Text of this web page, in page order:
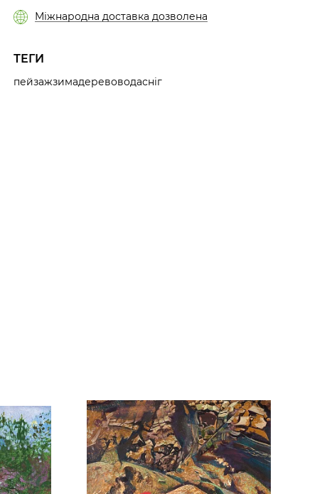
Міжнародна доставка дозволена
ТЕГИ
пейзажзимадеревоводасніг